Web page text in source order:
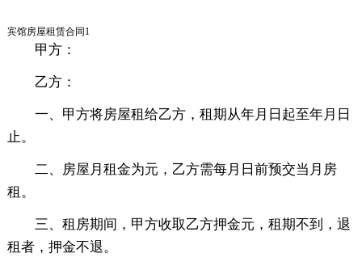
宾馆房屋租赁合同1
甲方：
乙方：
一、甲方将房屋租给乙方，租期从年月日起至年月日
止。
二、房屋月租金为元，乙方需每月日前预交当月房
租。
三、租房期间，甲方收取乙方押金元，租期不到，退
租者，押金不退。